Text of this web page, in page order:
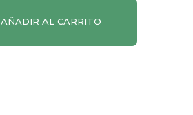
AÑADIR AL CARRITO